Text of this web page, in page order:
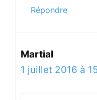
Répondre
Martial
1 juillet 2016 à